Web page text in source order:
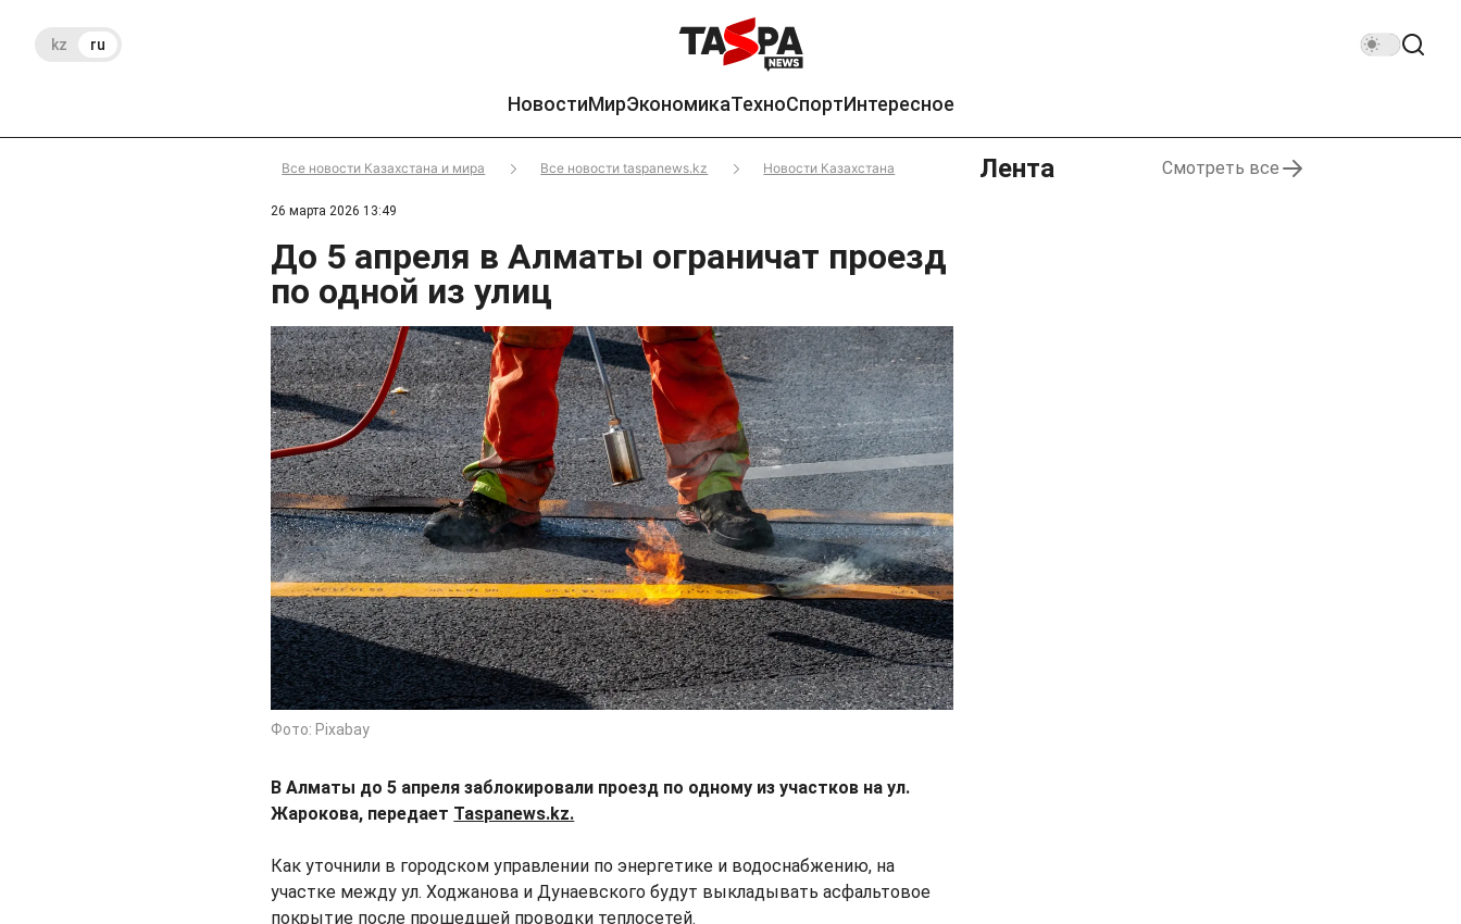
kz ru
НовостиМирЭкономикаТехноСпортИнтересное
Все новости Казахстана и мира Все новости taspanews.kz Новости Казахстана
26 марта 2026 13:49
До 5 апреля в Алматы ограничат проезд
по одной из улиц
Фото: Pixabay
В Алматы до 5 апреля заблокировали проезд по одному из участков на ул.
Жарокова, передает Taspanews.kz.
Как уточнили в городском управлении по энергетике и водоснабжению, на
участке между ул. Ходжанова и Дунаевского будут выкладывать асфальтовое
покрытие после прошедшей проводки теплосетей.
Лента Смотреть все